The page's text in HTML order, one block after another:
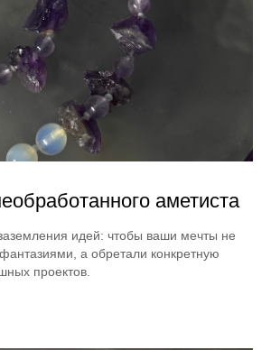
аметиста
идей: чтобы ваши мечты не
а обретали конкретную
проектов.